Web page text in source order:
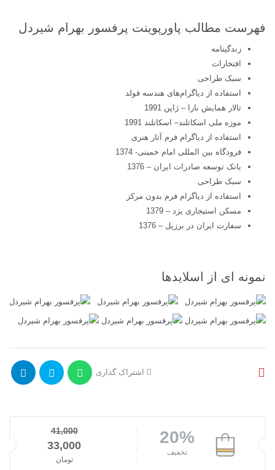
فهرست مطالب پاورپوینت پرفسور بهرام شیردل
زندگینامه
افتخارات
سبک طراحی
استفاده از دیاگرام‌های هندسه فولد
تالار همایش نارا – ژاپن 1991
موزه ملی اسکاتلند– اسکاتلند 1991
استفاده از دیاگرام فرم آثار هنری
فرودگاه بین المللی امام خمینی- 1374
بانک توسعه صادرات ایران – 1376
سبک طراحی
استفاده از دیاگرام فرم بدون مرکز
مسکن استیجاری یزد – 1379
سفارت ایران در برزیل – 1376
نمونه ای از اسلایدها
اشتراک گذاری
20%
تخفیف
41,000
قیمت اصلی: 41,000تومان بود.
33,000
تومان